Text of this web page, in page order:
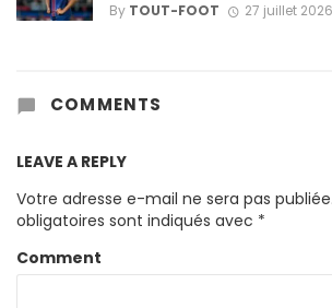
By TOUT-FOOT 27 juillet 2026
COMMENTS
LEAVE A REPLY
Votre adresse e-mail ne sera pas publiée.
obligatoires sont indiqués avec *
Comment